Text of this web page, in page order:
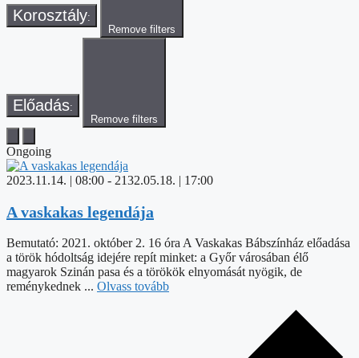
Korosztály:
Remove filters
Előadás:
Remove filters
Ongoing
2023.11.14. | 08:00 - 2132.05.18. | 17:00
A vaskakas legendája
Bemutató: 2021. október 2. 16 óra A Vaskakas Bábszínház előadása
a török hódoltság idejére repít minket: a Győr városában élő
magyarok Szinán pasa és a törökök elnyomását nyögik, de
reménykednek ... Olvass tovább